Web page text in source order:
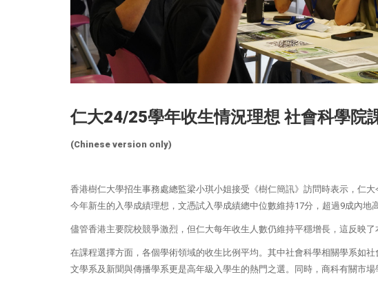
仁大24/25學年收生情況理想 社會科學院
(Chinese version only)
香港樹仁大學招生事務處總監梁小琪小姐接受《樹仁簡訊》訪問時表示，仁
今年新生的入學成績理想，文憑試入學成績總中位數維持17分，超過9成內地
儘管香港主要院校競爭激烈，但仁大每年收生人數仍維持平穩增長，這反映
在課程選擇方面，各個學術領域的收生比例平均。其中社會科學相關學系如
文學系及新聞與傳播學系更是高年級入學生的熱門之選。同時，商科有關市